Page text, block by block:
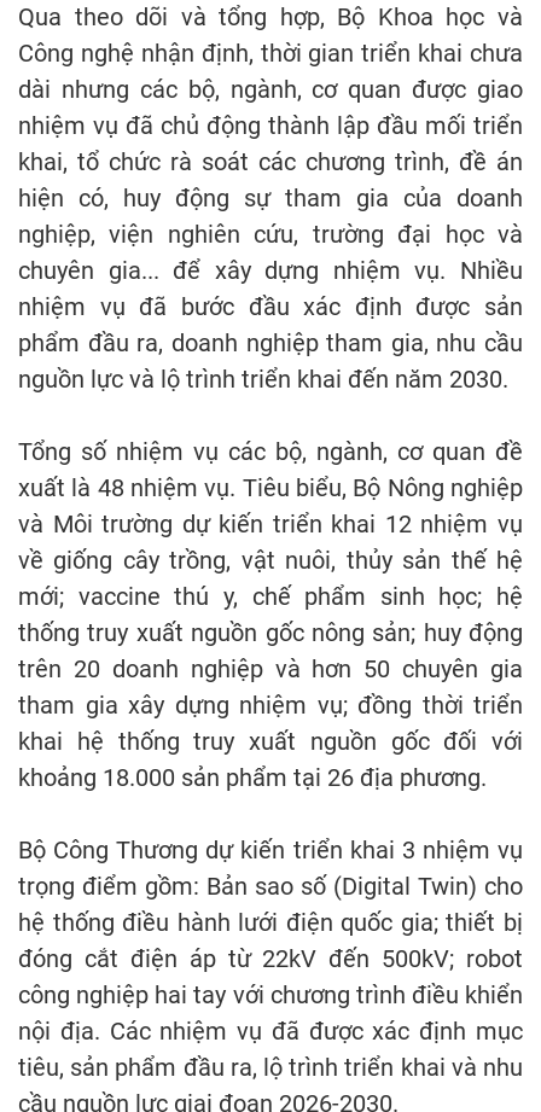
Qua theo dõi và tổng hợp, Bộ Khoa học và
Công nghệ nhận định, thời gian triển khai chưa
dài nhưng các bộ, ngành, cơ quan được giao
nhiệm vụ đã chủ động thành lập đầu mối triển
khai, tổ chức rà soát các chương trình, đề án
hiện có, huy động sự tham gia của doanh
nghiệp, viện nghiên cứu, trường đại học và
chuyên gia... để xây dựng nhiệm vụ. Nhiều
nhiệm vụ đã bước đầu xác định được sản
phẩm đầu ra, doanh nghiệp tham gia, nhu cầu
nguồn lực và lộ trình triển khai đến năm 2030.
Tổng số nhiệm vụ các bộ, ngành, cơ quan đề
xuất là 48 nhiệm vụ. Tiêu biểu, Bộ Nông nghiệp
và Môi trường dự kiến triển khai 12 nhiệm vụ
về giống cây trồng, vật nuôi, thủy sản thế hệ
mới; vaccine thú y, chế phẩm sinh học; hệ
thống truy xuất nguồn gốc nông sản; huy động
trên 20 doanh nghiệp và hơn 50 chuyên gia
tham gia xây dựng nhiệm vụ; đồng thời triển
khai hệ thống truy xuất nguồn gốc đối với
khoảng 18.000 sản phẩm tại 26 địa phương.
Bộ Công Thương dự kiến triển khai 3 nhiệm vụ
trọng điểm gồm: Bản sao số (Digital Twin) cho
hệ thống điều hành lưới điện quốc gia; thiết bị
đóng cắt điện áp từ 22kV đến 500kV; robot
công nghiệp hai tay với chương trình điều khiển
nội địa. Các nhiệm vụ đã được xác định mục
tiêu, sản phẩm đầu ra, lộ trình triển khai và nhu
cầu nguồn lực giai đoạn 2026-2030.